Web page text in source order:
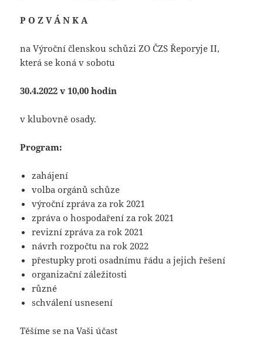
P O Z V Á N K A
na Výroční členskou schůzi ZO ČZS Řeporyje II,
která se koná v sobotu
30.4.2022 v 10,00 hodin
v klubovně osady.
Program:
zahájení
volba orgánů schůze
výroční zpráva za rok 2021
zpráva o hospodaření za rok 2021
revizní zpráva za rok 2021
návrh rozpočtu na rok 2022
přestupky proti osadnímu řádu a jejich řešení
organizační záležitosti
různé
schválení usnesení
Těšíme se na Vaši účast